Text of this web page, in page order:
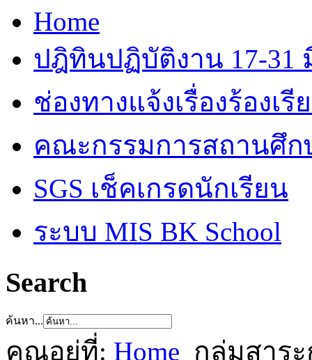
Home
ปฎิทินปฏิบัติงาน 17-31
ช่องทางแจ้งเรื่องร้องเ
คณะกรรมการสถานศึก
SGS เช็คเกรดนักเรียน
ระบบ MIS BK School
Search
ค้นหา...
คุณอยู่ที่: Home กลุ่มสาร